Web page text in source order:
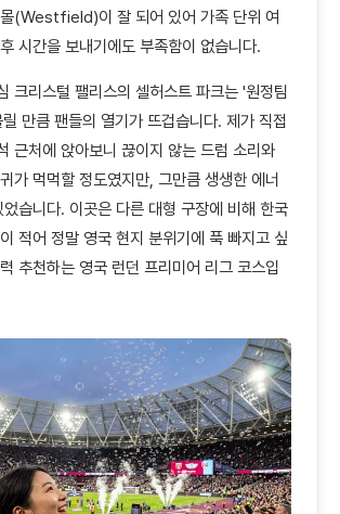
(Westfield)이 잘 되어 있어 가족 단위 여
시간을 보내기에도 부족함이 없습니다.
크리스털 팰리스의 셀허스트 파크는 '원정팀
만큼 팬들의 열기가 뜨겁습니다. 제가 직접
근처에 앉아보니 끊이지 않는 드럼 소리와
가 먹먹할 정도였지만, 그만큼 생생한 에너
습니다. 이곳은 다른 대형 구장에 비해 한국
적어 정말 영국 현지 분위기에 푹 빠지고 싶
추천하는 영국 런던 프리미어 리그 코스입